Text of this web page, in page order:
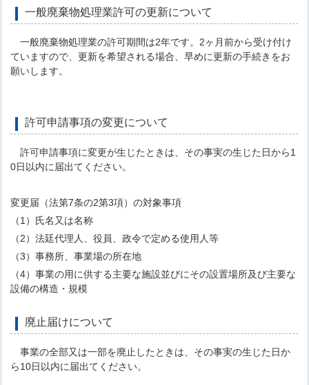
一般廃棄物処理業許可の更新について
一般廃棄物処理業の許可期間は2年です。2ヶ月前から受け付け
ていますので、更新を希望される場合、早めに更新の手続きをお
願いします。
許可申請事項の変更について
許可申請事項に変更が生じたときは、その事実の生じた日から1
0日以内に届出てください。
変更届（法第7条の2第3項）の対象事項
（1）氏名又は名称
（2）法廷代理人、役員、政令で定める使用人等
（3）事務所、事業場の所在地
（4）事業の用に供する主要な施設並びにその設置場所及び主要な
設備の構造・規模
廃止届けについて
事業の全部又は一部を廃止したときは、その事実の生じた日か
ら10日以内に届出てください。